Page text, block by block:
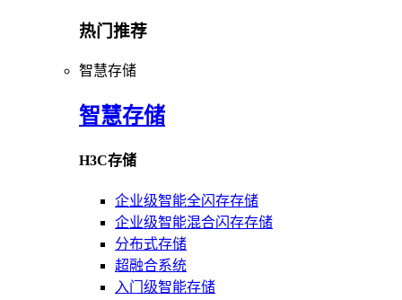
热门推荐
智慧存储
智慧存储
H3C存储
企业级智能全闪存存储
企业级智能混合闪存存储
分布式存储
超融合系统
入门级智能存储